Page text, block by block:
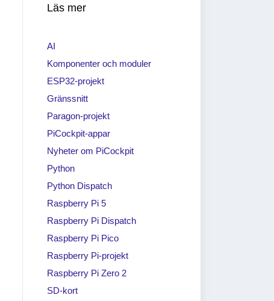
Läs mer
AI
Komponenter och moduler
ESP32-projekt
Gränssnitt
Paragon-projekt
PiCockpit-appar
Nyheter om PiCockpit
Python
Python Dispatch
Raspberry Pi 5
Raspberry Pi Dispatch
Raspberry Pi Pico
Raspberry Pi-projekt
Raspberry Pi Zero 2
SD-kort